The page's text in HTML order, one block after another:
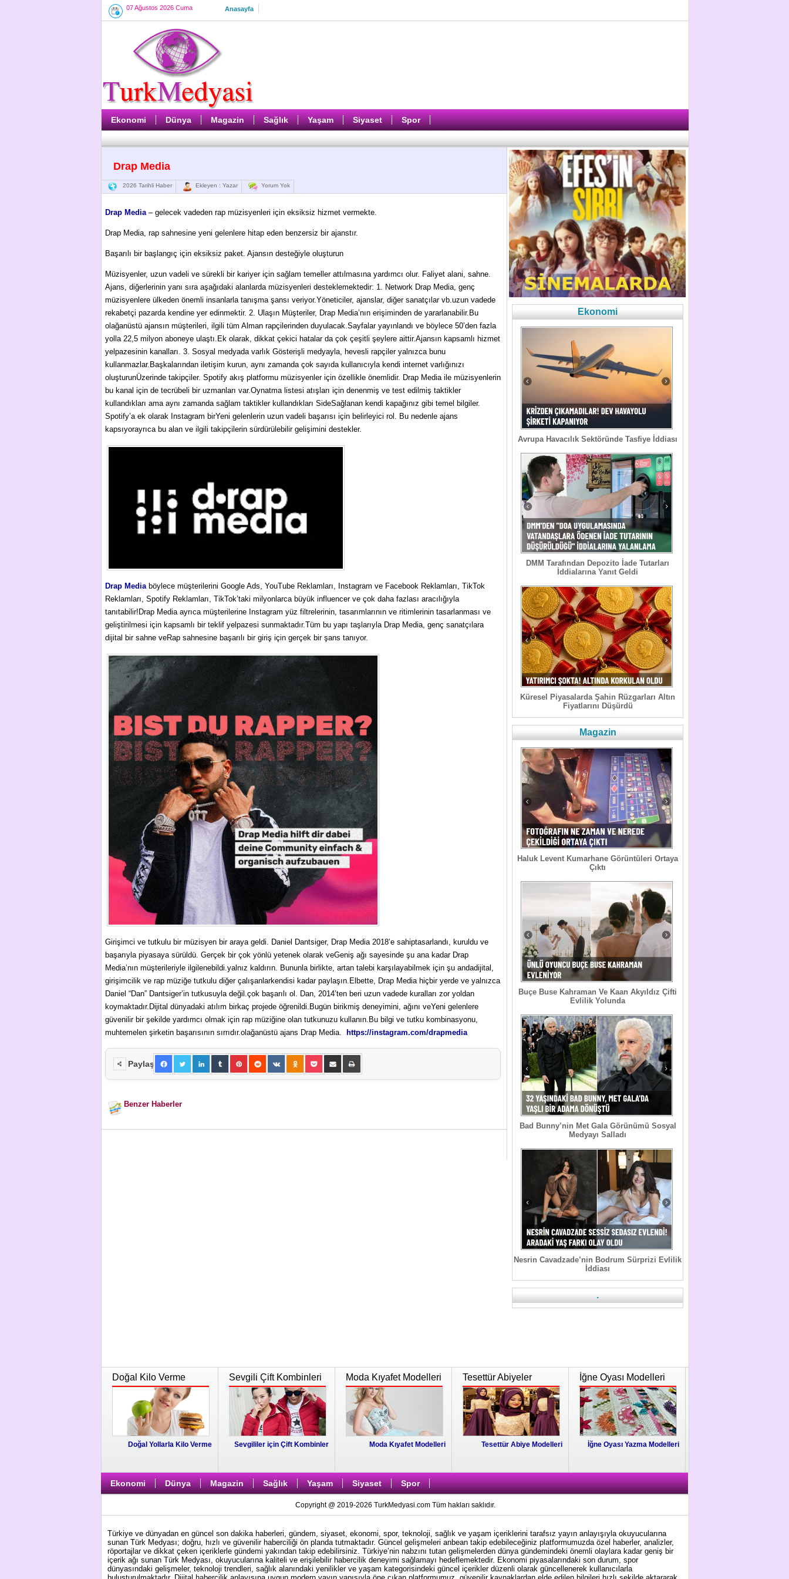
07 Ağustos 2026 Cuma Anasayfa
Ekonomi Dünya Magazin Sağlık Yaşam Siyaset Spor
Drap Media
2026 Tarihli Haber Ekleyen : Yazar Yorum Yok
Drap Media– gelecek vadeden rap müzisyenleri için eksiksiz hizmet vermekte.
Drap Media, rap sahnesine yeni gelenlere hitap eden benzersiz bir ajanstır.
Başarılı bir başlangıç ​​için eksiksiz paket. Ajansın desteğiyle oluşturun
Müzisyenler, uzun vadeli ve sürekli bir kariyer için sağlam temeller attılmasına yardımcı olur. Faliyet alani, sahne.
Ajans, diğerlerinin yanı sıra aşağıdaki alanlarda müzisyenleri desteklemektedir: 1. Network Drap Media, genç
müzisyenlere ülkeden önemli insanlarla tanışma şansı veriyor.Yöneticiler, ajanslar, diğer sanatçılar vb.uzun vadede
rekabetçi pazarda kendine yer edinmektir. 2. Ulaşın Müşteriler, Drap Media’nın erişiminden de yararlanabilir.Bu
olağanüstü ajansın müşterileri, ilgili tüm Alman rapçilerinden duyulacak.Sayfalar yayınlandı ve böylece 50’den fazla
yolla 22,5 milyon aboneye ulaştı.Ek olarak, dikkat çekici hatalar da çok çeşitli şeylere aittir.Ajansın kapsamlı hizmet
yelpazesinin kanalları. 3. Sosyal medyada varlık Gösterişli medyayla, hevesli rapçiler yalnızca bunu
kullanmazlar.Başkalarından iletişim kurun, aynı zamanda çok sayıda kullanıcıyla kendi internet varlığınızı
oluşturunÜzerinde takipçiler. Spotify akış platformu müzisyenler için özellikle önemlidir. Drap Media ile müzisyenlerin
bu kanal için de tecrübeli bir uzmanları var.Oynatma listesi atışları için denenmiş ve test edilmiş taktikler
kullandıkları ama aynı zamanda sağlam taktikler kullandıkları SideSağlanan kendi kapağınız gibi temel bilgiler.
Spotify’a ek olarak Instagram birYeni gelenlerin uzun vadeli başarısı için belirleyici rol. Bu nedenle ajans
kapsıyorayrıca bu alan ve ilgili takipçilerin sürdürülebilir gelişimini destekler.
Drap Mediaböylece müşterilerini Google Ads, YouTube Reklamları, Instagram ve Facebook Reklamları, TikTok
Reklamları, Spotify Reklamları, TikTok’taki milyonlarca büyük influencer ve çok daha fazlası aracılığıyla
tanıtabilir!Drap Media ayrıca müşterilerine Instagram yüz filtrelerinin, tasarımlarının ve ritimlerinin tasarlanması ve
geliştirilmesi için kapsamlı bir teklif yelpazesi sunmaktadır.Tüm bu yapı taşlarıyla Drap Media, genç sanatçılara
dijital bir sahne veRap sahnesine başarılı bir giriş için gerçek bir şans tanıyor.
Girişimci ve tutkulu bir müzisyen bir araya geldi. Daniel Dantsiger, Drap Media 2018’e sahiptasarlandı, kuruldu ve
başarıyla piyasaya sürüldü. Gerçek bir çok yönlü yetenek olarak veGeniş ağı sayesinde şu ana kadar Drap
Media’nın müşterileriyle ilgilenebildi.yalnız kaldırın. Bununla birlikte, artan talebi karşılayabilmek için şu andadijital,
girişimcilik ve rap müziğe tutkulu diğer çalışanlarkendisi kadar paylaşın.Elbette, Drap Media hiçbir yerde ve yalnızca
Daniel “Dan” Dantsiger’in tutkusuyla değil.çok başarılı ol. Dan, 2014’ten beri uzun vadede kuralları zor yoldan
koymaktadır.Dijital dünyadaki atılım birkaç projede öğrenildi.Bugün birikmiş deneyimini, ağını veYeni gelenlere
güvenilir bir şekilde yardımcı olmak için rap müziğine olan tutkunuzu kullanın.Bu bilgi ve tutku kombinasyonu,
muhtemelen şirketin başarısının sırrıdır.olağanüstü ajans Drap Media.
https://instagram.com/drapmedia
Paylaş
Benzer Haberler
Ekonomi
Avrupa Havacılık Sektöründe Tasfiye İddiası
DMM Tarafından Depozito İade Tutarları
İddialarına Yanıt Geldi
Küresel Piyasalarda Şahin Rüzgarları Altın
Fiyatlarını Düşürdü
Magazin
Haluk Levent Kumarhane Görüntüleri Ortaya
Çıktı
Buçe Buse Kahraman Ve Kaan Akyıldız Çifti
Evlilik Yolunda
Bad Bunny’nin Met Gala Görünümü Sosyal
Medyayı Salladı
Nesrin Cavadzade’nin Bodrum Sürprizi Evlilik
İddiası
.
Doğal Kilo Verme
Doğal Yollarla Kilo Verme
Sevgili Çift Kombinleri
Sevgililer için Çift Kombinler
Moda Kıyafet Modelleri
Moda Kıyafet Modelleri
Tesettür Abiyeler
Tesettür Abiye Modelleri
İğne Oyası Modelleri
İğne Oyası Yazma Modelleri
Ekonomi Dünya Magazin Sağlık Yaşam Siyaset Spor
Copyright @ 2019-2026 TurkMedyasi.com Tüm hakları saklıdır.
Türkiye ve dünyadan en güncel son dakika haberleri, gündem, siyaset, ekonomi, spor, teknoloji, sağlık ve yaşam içeriklerini tarafsız yayın anlayışıyla okuyucularına
sunan Türk Medyası; doğru, hızlı ve güvenilir haberciliği ön planda tutmaktadır. Güncel gelişmeleri anbean takip edebileceğiniz platformumuzda özel haberler, analizler,
röportajlar ve dikkat çeken içeriklerle gündemi yakından takip edebilirsiniz. Türkiye’nin nabzını tutan gelişmelerden dünya gündemindeki önemli olaylara kadar geniş bir
içerik ağı sunan Türk Medyası, okuyucularına kaliteli ve erişilebilir habercilik deneyimi sağlamayı hedeflemektedir. Ekonomi piyasalarındaki son durum, spor
dünyasındaki gelişmeler, teknoloji trendleri, sağlık alanındaki yenilikler ve yaşam kategorisindeki güncel içerikler düzenli olarak güncellenerek kullanıcılarla